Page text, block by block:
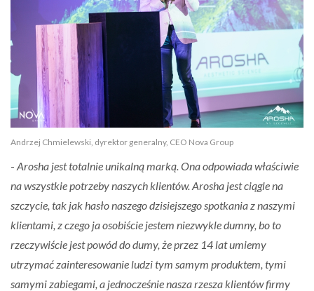
Andrzej Chmielewski, dyrektor generalny, CEO Nova Group
- Arosha jest totalnie unikalną marką. Ona odpowiada właściwie
na wszystkie potrzeby naszych klientów. Arosha jest ciągle na
szczycie, tak jak hasło naszego dzisiejszego spotkania z naszymi
klientami, z czego ja osobiście jestem niezwykle dumny, bo to
rzeczywiście jest powód do dumy, że przez 14 lat umiemy
utrzymać zainteresowanie ludzi tym samym produktem, tymi
samymi zabiegami, a jednocześnie nasza rzesza klientów firmy